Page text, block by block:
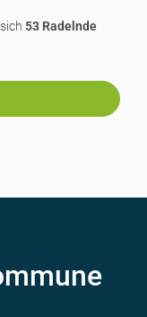
53 Radelnde